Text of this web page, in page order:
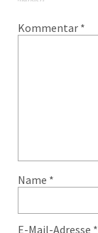
Kommentar *
Name *
E-Mail-Adresse *